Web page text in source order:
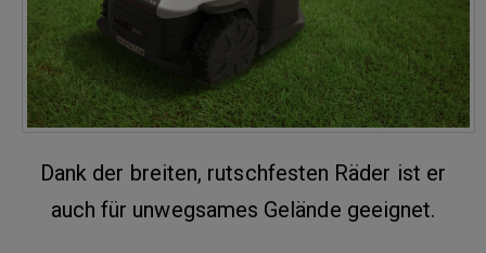
Dank der breiten, rutschfesten Räder ist er
auch für unwegsames Gelände geeignet.